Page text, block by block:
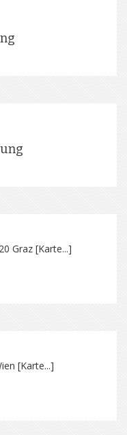
Graz [Karte...]
[Karte...]